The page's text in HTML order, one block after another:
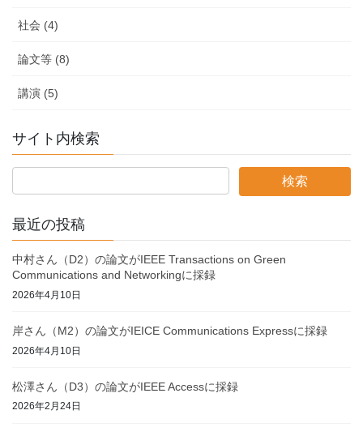
社会 (4)
論文等 (8)
講演 (5)
サイト内検索
最近の投稿
中村さん（D2）の論文がIEEE Transactions on Green
Communications and Networkingに採録
2026年4月10日
岸さん（M2）の論文がIEICE Communications Expressに採録
2026年4月10日
松澤さん（D3）の論文がIEEE Accessに採録
2026年2月24日